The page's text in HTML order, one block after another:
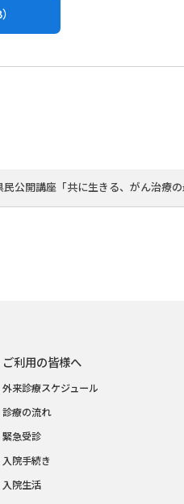
民公開講座「共に生きる、がん治療
ご利用の皆様へ
外来診療スケジュール
診療の流れ
緊急受診
入院手続き
入院生活